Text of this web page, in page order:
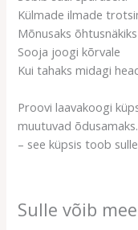
Külmade ilmade
Mõnusaks õhtusnäkiks
Sooja joogi kõrvale
Kui tahaks midagi
Proovi laavakoogi
muutuvad
– see küpsis toob
Sulle võib